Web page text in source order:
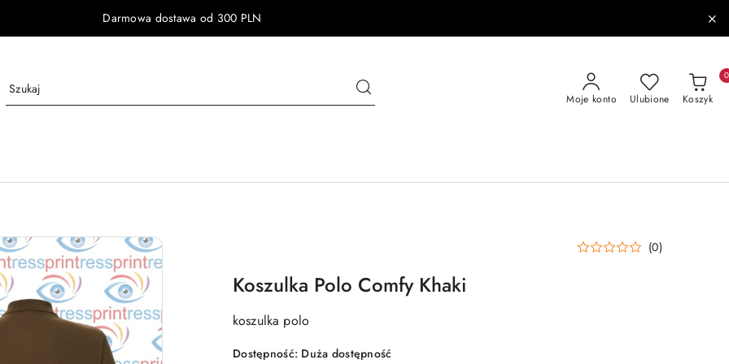
Darmowa dostawa od 300 PLN
Moje konto Ulubione Koszyk
0
(0)
Koszulka Polo Comfy Khaki
koszulka polo
Dostępność: Duża dostępność